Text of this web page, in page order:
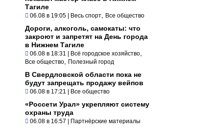
Тагиле
06.08 в 19:05 | Весь спорт Все общество
Дороги, алкоголь, самокаты: что
закроют и запретят на День города
в Нижнем Тагиле
06.08 в 18:31 | Всё городское хозяйство
Все общество Полезный город
В Свердловской области пока не
будут запрещать продажу вейпов
06.08 в 17:21 | Все общество
«Россети Урал» укрепляют систему
охраны труда
06.08 в 16:57 | Партнёрские материалы